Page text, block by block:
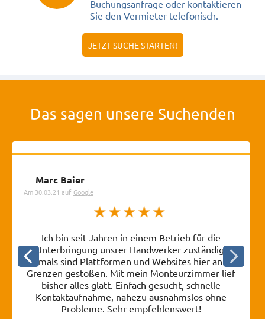
Buchungsanfrage oder kontaktieren
Sie den Vermieter telefonisch.
JETZT SUCHE STARTEN!
Das sagen unsere Suchenden
Marc Baier
Am 30.03.21 auf Google
Ich bin seit Jahren in einem Betrieb für die
Unterbringung unsrer Handwerker zuständig.
Oftmals sind Plattformen und Websites hier an die
Grenzen gestoßen. Mit mein Monteurzimmer lief
bisher alles glatt. Einfach gesucht, schnelle
Kontaktaufnahme, nahezu ausnahmslos ohne
Probleme. Sehr empfehlenswert!